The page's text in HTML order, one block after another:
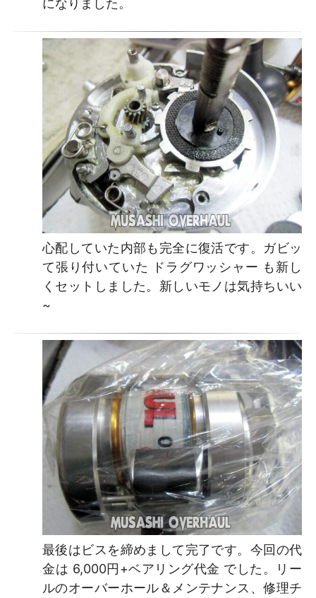
になりました。
心配していた内部も完全に復活です。ガビッ
て張り付いていた ドラグワッシャー も新し
くセットしました。新しいモノは気持ちいい
~
最後はビスを締めまして完了です。今回の代
金は 6,000円+ベアリング代金 でした。リー
ルのオーバーホール＆メンテナンス、修理チ